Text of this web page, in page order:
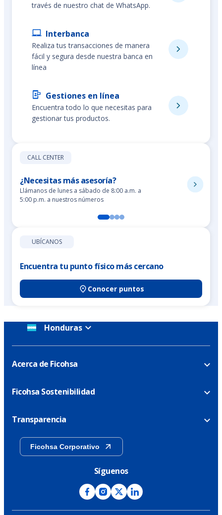
través de nuestro chat de WhatsApp.
Interbanca
Realiza tus transacciones de manera
fácil y segura desde nuestra banca en
línea
Gestiones en línea
Encuentra todo lo que necesitas para
gestionar tus productos.
CALL CENTER
¿Necesitas más asesoría?
Llámanos de lunes a sábado de 8:00 a.m. a
5:00 p.m. a nuestros números
UBÍCANOS
Encuentra tu punto físico más cercano
Conocer puntos
Honduras
Acerca de Ficohsa
Ficohsa Sostenibilidad
Transparencia
Ficohsa Corporativo
Síguenos